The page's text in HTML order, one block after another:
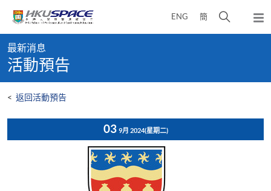
content
ENG 簡
開
彈
出
content
start
最新消息
活動預告
< 返回活動預告
03 9月 2024(星期二)